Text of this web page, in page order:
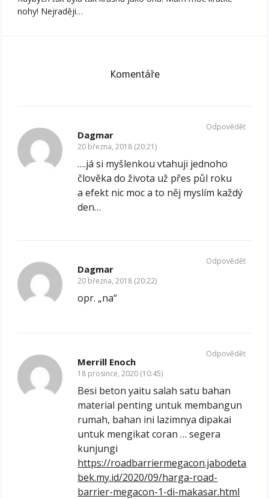
nohy! Nejraději…
Komentáře
Dagmar
20 března, 2018 (20:21)
….já si myšlenkou vtahuji jednoho
člověka do života už přes půl roku
a efekt nic moc a to něj myslím každý
den…
Odpovědět
Dagmar
20 března, 2018 (20:22)
opr. „na“
Odpovědět
Merrill Enoch
18 prosince, 2020 (10:45)
Besi beton yaitu salah satu bahan
material penting untuk membangun
rumah, bahan ini lazimnya dipakai
untuk mengikat coran … segera
kunjungi
https://roadbarriermegacon.jabodeta
bek.my.id/2020/09/harga-road-
barrier-megacon-1-di-makasar.html
Odpovědět